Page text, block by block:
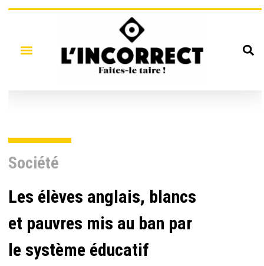
Société
Les élèves anglais, blancs
et pauvres mis au ban par
le système éducatif